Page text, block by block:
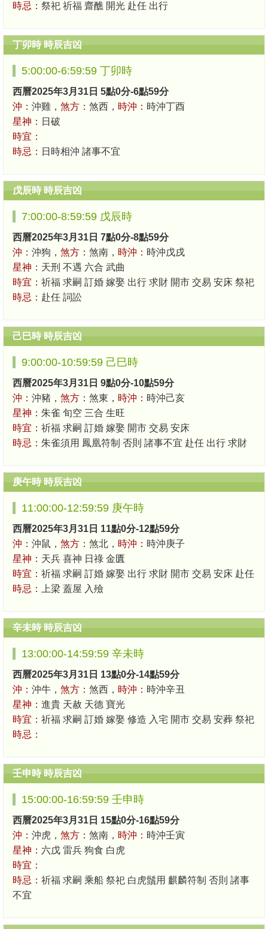
時忌： 祭祀 祈福 齋醮 開光 赴任 出行
丁卯時 時辰吉凶
5:00:00-6:59:59 丁卯時
西曆2025年3月31日 5點0分-6點59分
沖： 沖雞， 煞方： 煞西， 時沖： 時沖丁酉
星神： 日破
時宜：
時忌： 日時相沖 諸事不宜
戊辰時 時辰吉凶
7:00:00-8:59:59 戊辰時
西曆2025年3月31日 7點0分-8點59分
沖： 沖狗， 煞方： 煞南， 時沖： 時沖戊戌
星神： 天刑 不遇 六合 武曲
時宜： 祈福 求嗣 訂婚 嫁娶 出行 求財 開市 交易 安床 祭祀
時忌： 赴任 詞訟
己巳時 時辰吉凶
9:00:00-10:59:59 己巳時
西曆2025年3月31日 9點0分-10點59分
沖： 沖豬， 煞方： 煞東， 時沖： 時沖己亥
星神： 朱雀 旬空 三合 生旺
時宜： 祈福 求嗣 訂婚 嫁娶 開市 交易 安床
時忌： 朱雀須用 鳳凰符制 否則 諸事不宜 赴任 出行 求財
庚午時 時辰吉凶
11:00:00-12:59:59 庚午時
西曆2025年3月31日 11點0分-12點59分
沖： 沖鼠， 煞方： 煞北， 時沖： 時沖庚子
星神： 天兵 喜神 日祿 金匱
時宜： 祈福 求嗣 訂婚 嫁娶 出行 求財 開市 交易 安床 赴任
時忌：
上梁 蓋屋 入殮
辛未時 時辰吉凶
13:00:00-14:59:59 辛未時
西曆2025年3月31日 13點0分-14點59分
沖： 沖牛， 煞方： 煞西， 時沖： 時沖辛丑
星神： 進貴 天赦 天德 寶光
時宜： 祈福 求嗣 訂婚 嫁娶 修造 入宅 開市 交易 安葬 祭祀
時忌：
壬申時 時辰吉凶
15:00:00-16:59:59 壬申時
西曆2025年3月31日 15點0分-16點59分
沖： 沖虎， 煞方： 煞南， 時沖： 時沖壬寅
星神： 六戊 雷兵 狗食 白虎
時宜：
時忌： 祈福 求嗣 乘船 祭祀 白虎鬚用 麒麟符制 否則 諸事
不宜